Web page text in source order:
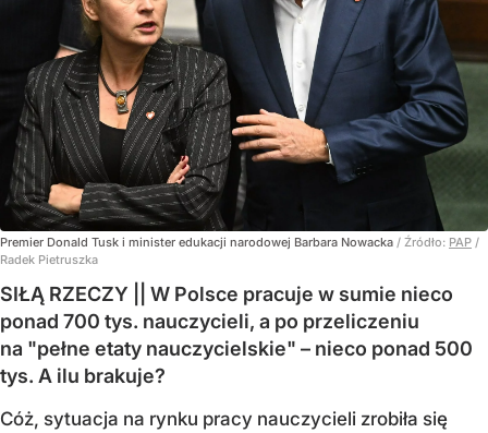
Premier Donald Tusk i minister edukacji narodowej Barbara Nowacka / Źródło: PAP /
Radek Pietruszka
SIŁĄ RZECZY || W Polsce pracuje w sumie nieco
ponad 700 tys. nauczycieli, a po przeliczeniu
na "pełne etaty nauczycielskie" – nieco ponad 500
tys. A ilu brakuje?
Cóż, sytuacja na rynku pracy nauczycieli zrobiła się